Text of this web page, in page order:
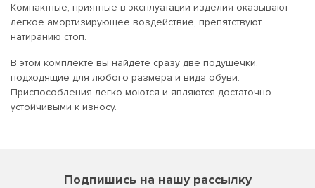
Компактные, приятные в эксплуатации изделия оказывают
легкое амортизирующее воздействие, препятствуют
натиранию стоп.
В этом комплекте вы найдете сразу две подушечки,
подходящие для любого размера и вида обуви.
Приспособления легко моются и являются достаточно
устойчивыми к износу.
Подпишись на нашу рассылку